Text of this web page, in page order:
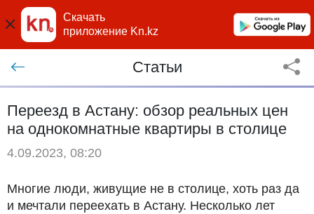
Скачать
приложение Kn.kz
Статьи
Переезд в Астану: обзор реальных цен
на однокомнатные квартиры в столице
4.09.2023, 08:20
Многие люди, живущие не в столице, хоть раз да
и мечтали переехать в Астану. Несколько лет